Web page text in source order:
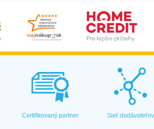
Certifikovaný partner Sieť dodávateľov